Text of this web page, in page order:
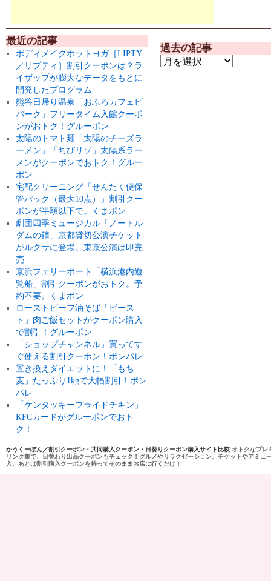
最近の記事
ボディメイクホットヨガ［LIPTY
／リプティ］割引クーポンは？ラ
イザップが膨大なデータをもとに
開発したプログラム
熊谷日帰り温泉「おふろカフェビ
バーク」フリータイム入館クーポ
ンがおトク！グルーポン
太陽のトマト麺「太陽のチーズラ
ーメン」「ちびリゾ」太陽系ラー
メンがクーポンでおトク！グルー
ポン
宅配クリーニング「せんたく便保
管パック（最大10点）」割引クー
ポンが半額以下で。くまポン
劇団四季ミュージカル「ノートル
ダムの鐘」京都貸切公演チケット
がルクサに登場。東京公演は即完
売
京浜フェリーボート「横浜港内遊
覧船」割引クーポンがおトク。予
約不要。くまポン
ローストビーフ油そば「ビース
ト」肉ご飯セットがクーポン購入
で割引！グルーポン
「ショップチャンネル」買ってす
ぐ使える割引クーポン！ポンパレ
置き換えダイエットに！「もち
麦」たっぷり1kgで大幅割引！ポン
パレ
「ケンタッキーフライドチキン」
KFCカードがグルーポンでおト
ク！
過去の記事
かうくーぽん／割引クーポン・共同購入クーポン・日替りクーポン購入サイト比較 オトクなプレ
リンク集で、日替わり出品クーポンもチェック！グルメやリラクゼーション、チケットやアミ
入、あとは割引購入クーポンを持ってそのままお店に行くだけ！